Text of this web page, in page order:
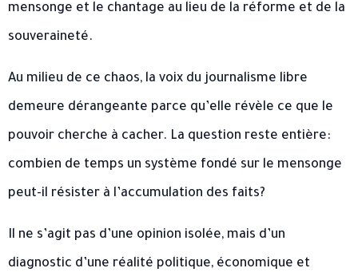
mensonge et le chantage au lieu de la réforme et de la
souveraineté.
Au milieu de ce chaos, la voix du journalisme libre
demeure dérangeante parce qu’elle révèle ce que le
pouvoir cherche à cacher. La question reste entière:
combien de temps un système fondé sur le mensonge
peut-il résister à l’accumulation des faits?
Il ne s’agit pas d’une opinion isolée, mais d’un
diagnostic d’une réalité politique, économique et